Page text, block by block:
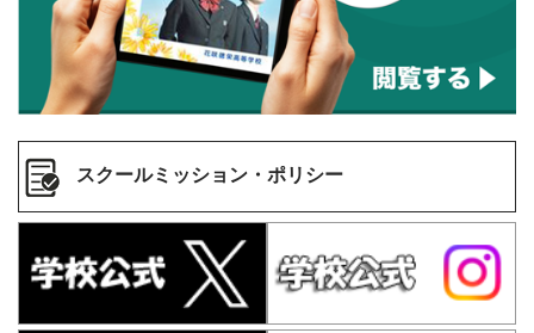
スクールミッション・ポリシー